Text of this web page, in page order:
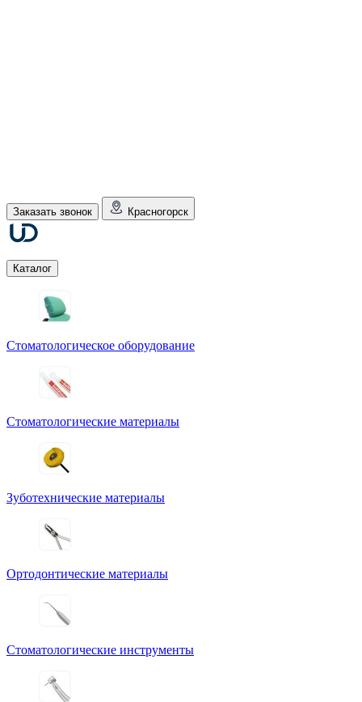
Заказать звонок Красногорск
Каталог
Стоматологическое оборудование
Стоматологические материалы
Зуботехнические материалы
Ортодонтические материалы
Стоматологические инструменты